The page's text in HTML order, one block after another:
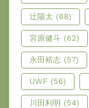
辻陽太 (68)
宮原健斗 (62)
永田裕志 (57)
UWF (56)
川田利明 (54)